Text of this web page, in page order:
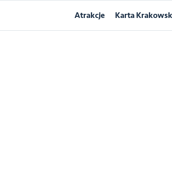
Atrakcje Karta